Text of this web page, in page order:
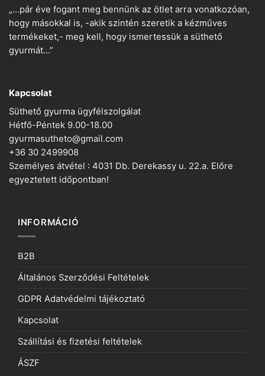
„…pár éve fogant meg bennünk az ötlet arra vonatkozóan,
hogy másokkal is, -akik szintén szeretik a kézműves
termékeket,- meg kell, hogy ismertessük a süthető
gyurmát…”
Kapcsolat
Süthető gyurma ügyfélszolgálat
Hétfő-Péntek 9.00-18.00
gyurmasutheto@gmail.com
+36 30 2499908
Személyes átvétel : 4031 Db. Derekassy u. 22.a. Előre
egyeztetett időpontban!
INFORMÁCIÓ
B2B
Általános Szerződési Feltételek
GDPR Adatvédelmi tájékoztató
Kapcsolat
Szállítási és fizetési feltételek
ÁSZF